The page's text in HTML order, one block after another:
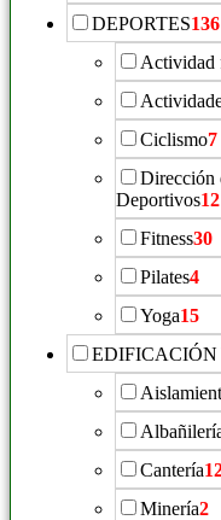
DEPORTES136
Actividad
Ciclismo7
Dirección
Deportivos12
Fitness30
Pilates4
Yoga15
Cantería
Minería2